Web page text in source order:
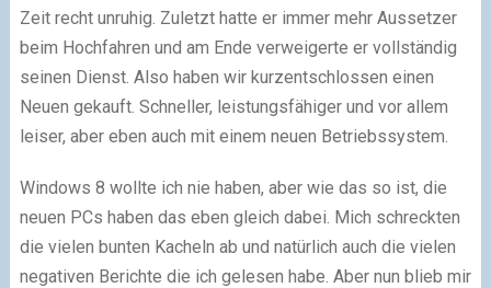
Zeit recht unruhig. Zuletzt hatte er immer mehr Aussetzer
beim Hochfahren und am Ende verweigerte er vollständig
seinen Dienst. Also haben wir kurzentschlossen einen
Neuen gekauft. Schneller, leistungsfähiger und vor allem
leiser, aber eben auch mit einem neuen Betriebssystem.
Windows 8 wollte ich nie haben, aber wie das so ist, die
neuen PCs haben das eben gleich dabei. Mich schreckten
die vielen bunten Kacheln ab und natürlich auch die vielen
negativen Berichte die ich gelesen habe. Aber nun blieb mir